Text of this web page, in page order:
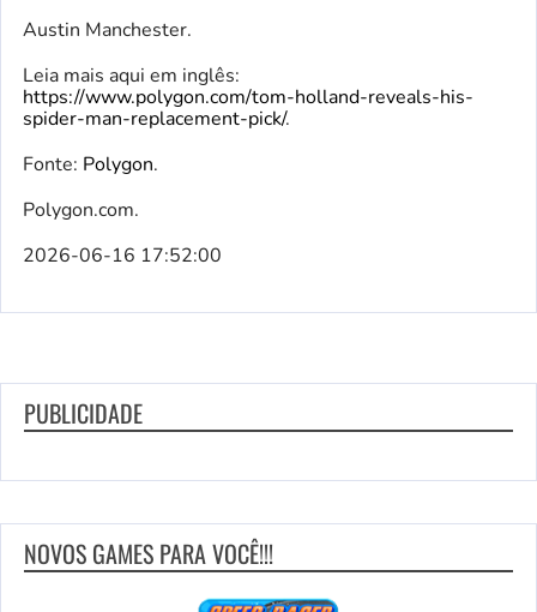
Austin Manchester.
Leia mais aqui em inglês:
https://www.polygon.com/tom-holland-reveals-his-
spider-man-replacement-pick/.
Fonte: Polygon.
Polygon.com.
2026-06-16 17:52:00
PUBLICIDADE
NOVOS GAMES PARA VOCÊ!!!